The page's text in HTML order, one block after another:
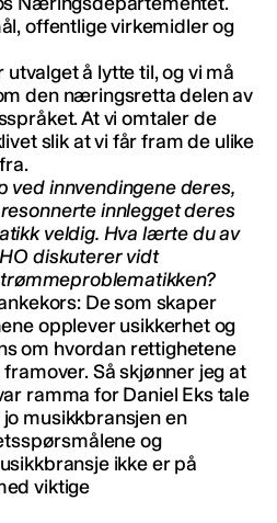
offentlige virkemidler og
å lytte til, og vi må
den næringsretta delen av
At vi omtaler de
slik at vi får fram de ulike
ved innvendingene deres,
innlegget deres
veldig. Hva lærte du av
diskuterer vidt
De som skaper
opplever usikkerhet og
om hvordan rettighetene
Så skjønner jeg at
ramma for Daniel Eks tale
musikkbransjen en
og
ikke er på
viktige